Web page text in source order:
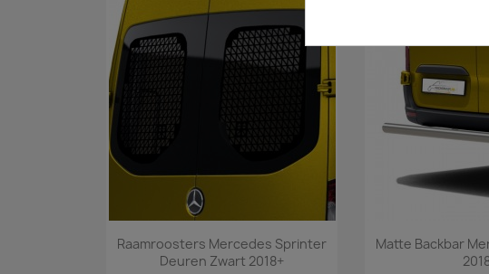
Snel bekijken
Raamroosters Mercedes Sprinter
Deuren Zwart 2018+
Snel
Matte Backbar